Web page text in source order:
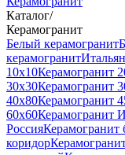
Каталог/
Керамогранит
Белый керамогранит
керамогранит
10x10Керамогранит
30x30Керамогранит
40x80Керамогранит
60x60Керамогранит
РоссияКерамогранит
коридор